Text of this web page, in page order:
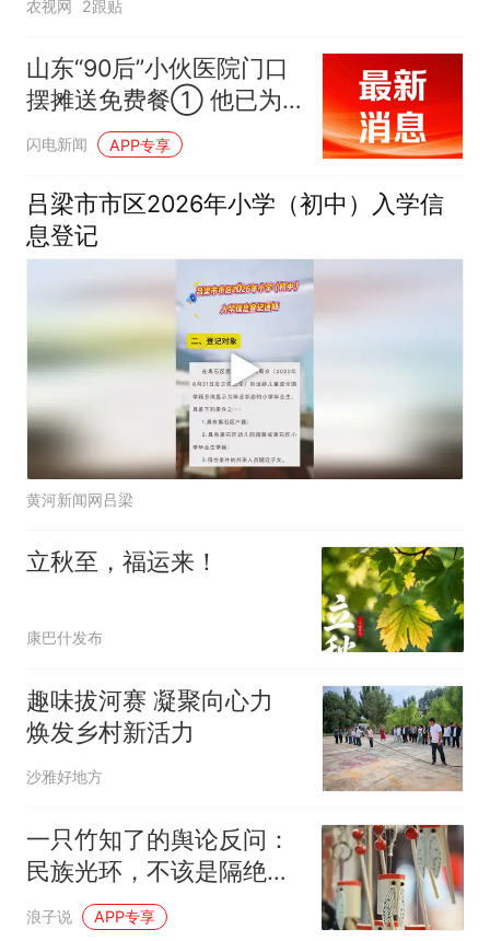
农视网 2跟贴
山东“90后”小伙医院门口
摆摊送免费餐① 他已为
病人免费送饭20天 只因自
己曾陪护过患癌的奶奶 深
知那份不易
闪电新闻 APP专享
吕梁市市区2026年小学（初中）入学信
息登记
黄河新闻网吕梁
立秋至，福运来！
康巴什发布
趣味拔河赛 凝聚向心力
焕发乡村新活力
沙雅好地方
一只竹知了的舆论反问：
民族光环，不该是隔绝民
意的围墙
浪子说 APP专享